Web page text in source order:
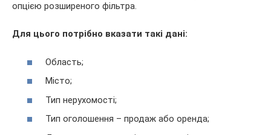
опцією розширеного фільтра.
Для цього потрібно вказати такі дані:
Область;
Місто;
Тип нерухомості;
Тип оголошення – продаж або оренда;